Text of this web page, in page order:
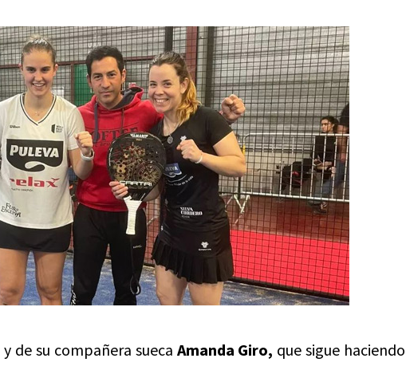
y de su compañera sueca Amanda Giro, que sigue haciendo